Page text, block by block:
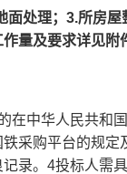
面处理；3.所房
量及要求详见附
在中华人民共和
采购平台的规
录。4投标人需